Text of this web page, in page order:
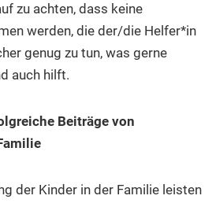
zu achten, dass keine
werden, die der/die Helfer*in
genug zu tun, was gerne
auch hilft.
Beiträge von
der Kinder in der Familie leisten